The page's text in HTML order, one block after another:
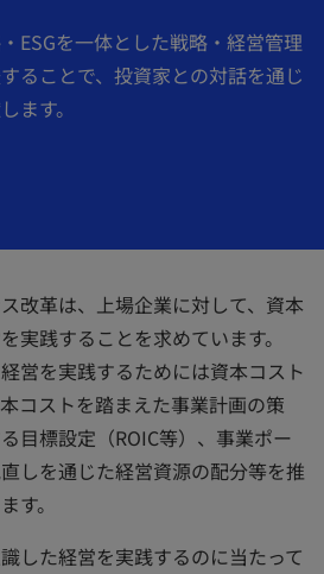
ESGを一体とした戦略・経営管理
ることで、投資家との対話を通じ
ます。
改革は、上場企業に対して、資本
実践することを求めています。
営を実践するためには資本コスト
コストを踏まえた事業計画の策
目標設定（ROIC等）、事業ポー
しを通じた経営資源の配分等を推
す。
した経営を実践するのに当たって